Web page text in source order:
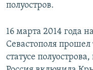
полуостров.
16 марта 2014 года
Севастополя
статусе